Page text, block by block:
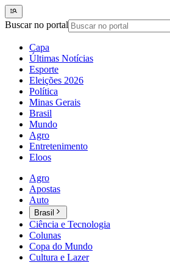
Buscar no portal
Capa
Últimas Notícias
Esporte
Eleições 2026
Política
Minas Gerais
Brasil
Mundo
Agro
Entretenimento
Eloos
Agro
Apostas
Auto
Brasil
Ciência e Tecnologia
Colunas
Copa do Mundo
Cultura e Lazer